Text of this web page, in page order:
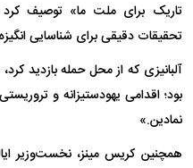
تاریک برای ملت ما» توصیف
تحقیقات دقیقی برای شناسایی
آلبانیزی که از محل حمله بازدید
بود؛ اقدامی یهودستیزانه و
نمادین.»
همچنین کریس مینز، نخست‌وزیر